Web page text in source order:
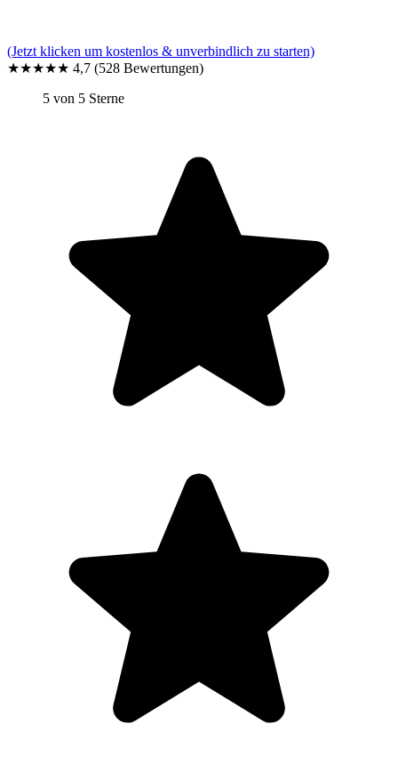
(Jetzt klicken um kostenlos & unverbindlich zu starten)
★★★★★ 4,7 (528 Bewertungen)
5 von 5 Sterne